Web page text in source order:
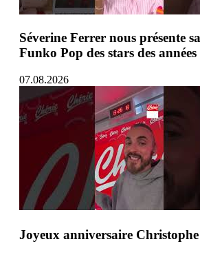
Séverine Ferrer nous présente
Funko Pop des stars des
07.08.2026
Joyeux anniversaire